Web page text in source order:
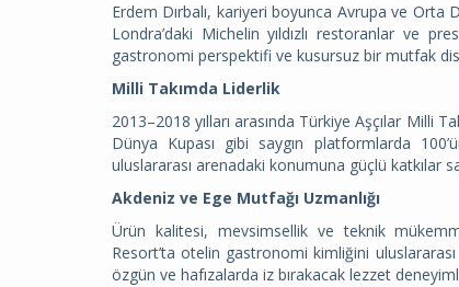
Erdem Dırbalı, kariyeri boyunca Avrupa ve Orta
Londra’daki Michelin yıldızlı restoranlar ve
gastronomi perspektifi ve kusursuz bir mutfak
Milli Takımda Liderlik
2013–2018 yılları arasında Türkiye Aşçılar Milli
Dünya Kupası gibi saygın platformlarda
uluslararası arenadaki konumuna güçlü katkılar
Akdeniz ve Ege Mutfağı Uzmanlığı
Ürün kalitesi, mevsimsellik ve teknik
Resort’ta otelin gastronomi kimliğini
özgün ve hafızalarda iz bırakacak lezzet